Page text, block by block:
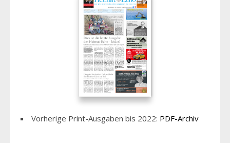
Vorherige Print-Ausgaben bis 2022: PDF-Archiv